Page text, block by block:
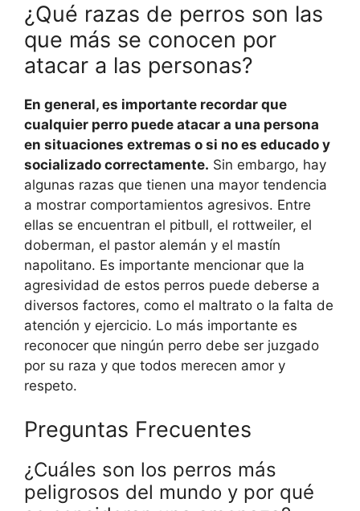
¿Qué razas de perros son las
que más se conocen por
atacar a las personas?
En general, es importante recordar que
cualquier perro puede atacar a una persona
en situaciones extremas o si no es educado y
socializado correctamente. Sin embargo, hay
algunas razas que tienen una mayor tendencia
a mostrar comportamientos agresivos. Entre
ellas se encuentran el pitbull, el rottweiler, el
doberman, el pastor alemán y el mastín
napolitano. Es importante mencionar que la
agresividad de estos perros puede deberse a
diversos factores, como el maltrato o la falta de
atención y ejercicio. Lo más importante es
reconocer que ningún perro debe ser juzgado
por su raza y que todos merecen amor y
respeto.
Preguntas Frecuentes
¿Cuáles son los perros más
peligrosos del mundo y por qué